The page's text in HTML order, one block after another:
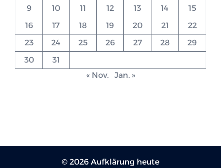
9
10 11 12 13 14
15
16
17 18 19 20 21
22
23
24 25 26 27 28
29
30
31
« Nov.
Jan. »
© 2026 Aufklärung heute